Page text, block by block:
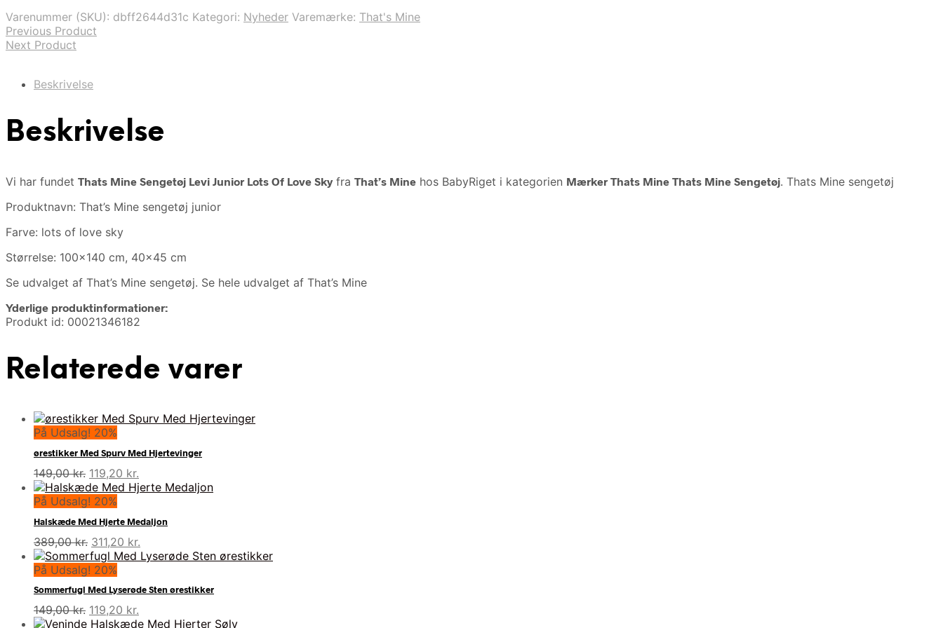
498,00 kr..348,00 kr..
Varenummer (SKU): dbff2644d31c Kategori: Nyheder Varemærke: That's Mine
Previous Product
Next Product
Beskrivelse
Beskrivelse
Vi har fundet Thats Mine Sengetøj Levi Junior Lots Of Love Skyfra That’s Mine hos BabyRiget i kategorien Mærker Thats Mine Thats Mine Sengetøj. Thats Mine sengetøj
Produktnavn: That’s Mine sengetøj junior
Farve: lots of love sky
Størrelse: 100×140 cm, 40×45 cm
Se udvalget af That’s Mine sengetøj. Se hele udvalget af That’s Mine
Yderlige produktinformationer:
Produkt id: 00021346182
Relaterede varer
På Udsalg! 20%
ørestikker Med Spurv Med Hjertevinger
149,00kr. Den
oprindelige
pris
149,00 kr..
119,20 kr.
aktuelle
119,20 kr..
På Udsalg! 20%
Halskæde Med Hjerte Medaljon
389,00kr. Den
oprindelige
pris
389,00 kr..
311,20 kr.
aktuelle
311,20 kr..
På Udsalg! 20%
Sommerfugl Med Lyserøde Sten ørestikker
149,00kr. Den
oprindelige
119,20 kr.
aktuelle